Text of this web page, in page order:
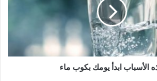
الأسباب ابدأ يومك بكوب ماء